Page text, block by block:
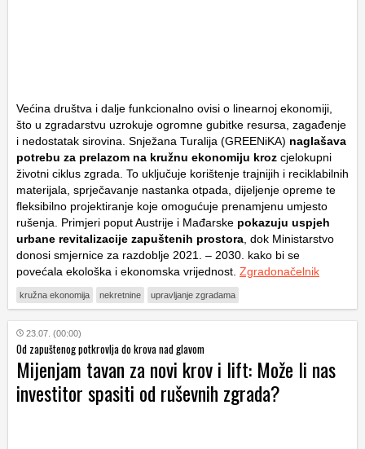
Većina društva i dalje funkcionalno ovisi o linearnoj ekonomiji,
što u zgradarstvu uzrokuje ogromne gubitke resursa, zagađenje
i nedostatak sirovina. Snježana Turalija (GREENiKA) naglašava
potrebu za prelazom na kružnu ekonomiju kroz cjelokupni
životni ciklus zgrada. To uključuje korištenje trajnijih i reciklabilnih
materijala, sprječavanje nastanka otpada, dijeljenje opreme te
fleksibilno projektiranje koje omogućuje prenamjenu umjesto
rušenja. Primjeri poput Austrije i Mađarske pokazuju uspjeh
urbane revitalizacije zapuštenih prostora , dok Ministarstvo
donosi smjernice za razdoblje 2021. – 2030. kako bi se
povećala ekološka i ekonomska vrijednost. Zgradonačelnik
kružna ekonomija nekretnine upravljanje zgradama
23.07. (00:00)
Od zapuštenog potkrovlja do krova nad glavom
Mijenjam tavan za novi krov i lift: Može li nas
investitor spasiti od ruševnih zgrada?